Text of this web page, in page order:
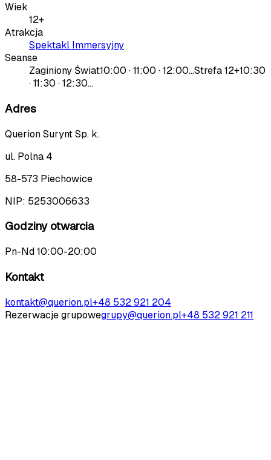
Wiek
12+
Atrakcja
Spektakl Immersyjny
Seanse
Zaginiony Świat10:00 · 11:00 · 12:00…Strefa 12+10:30
· 11:30 · 12:30…
Adres
Querion Surynt Sp. k.
ul. Polna 4
58-573 Piechowice
NIP: 5253006633
Godziny otwarcia
Pn-Nd 10:00-20:00
Kontakt
kontakt@querion.pl+48 532 921 204
Rezerwacje grupowegrupy@querion.pl+48 532 921 211